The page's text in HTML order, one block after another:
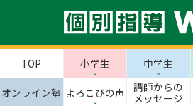
TOP 小学生 中学生
オンライン塾 よろこびの声
講師からの
メッセージ